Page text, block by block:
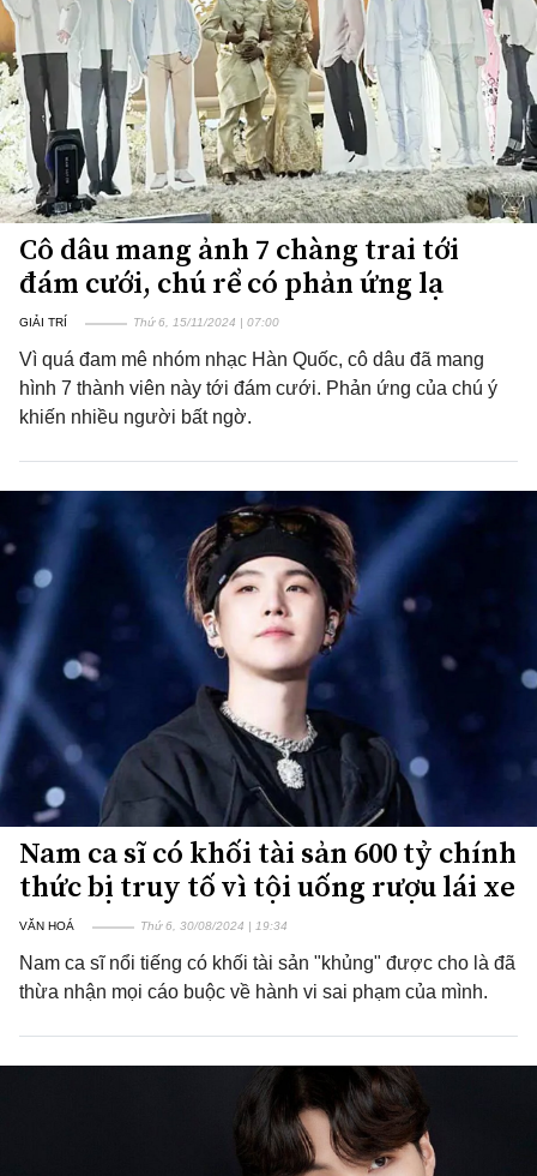
Cô dâu mang ảnh 7 chàng trai tới
đám cưới, chú rể có phản ứng lạ
GIẢI TRÍ Thứ 6, 15/11/2024 | 07:00
Vì quá đam mê nhóm nhạc Hàn Quốc, cô dâu đã mang
hình 7 thành viên này tới đám cưới. Phản ứng của chú ý
khiến nhiều người bất ngờ.
Nam ca sĩ có khối tài sản 600 tỷ chính
thức bị truy tố vì tội uống rượu lái xe
VĂN HOÁ Thứ 6, 30/08/2024 | 19:34
Nam ca sĩ nổi tiếng có khối tài sản "khủng" được cho là đã
thừa nhận mọi cáo buộc về hành vi sai phạm của mình.